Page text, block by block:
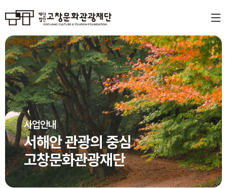
사업안내
서해안 관광의 중심
고창문화관광재단